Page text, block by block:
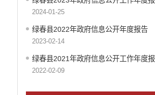
2024-01-25
绿春县2022年政府信息公开年度报告
2023-02-14
绿春县2021年政府信息公开工作年度
2022-02-09